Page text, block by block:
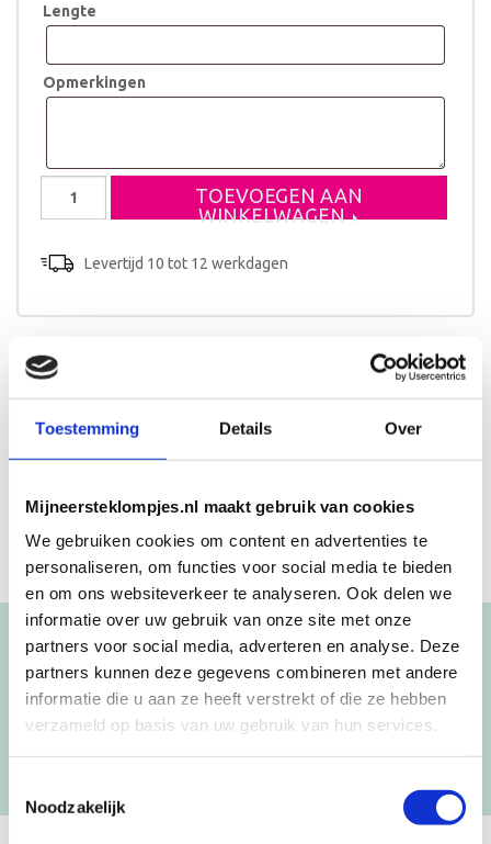
Toestemming Details Over
Mijneersteklompjes.nl maakt gebruik van cookies
We gebruiken cookies om content en advertenties te
personaliseren, om functies voor social media te bieden
en om ons websiteverkeer te analyseren. Ook delen we
informatie over uw gebruik van onze site met onze
partners voor social media, adverteren en analyse. Deze
partners kunnen deze gegevens combineren met andere
informatie die u aan ze heeft verstrekt of die ze hebben
verzameld op basis van uw gebruik van hun services.
Noodzakelijk
Lengte
Opmerkingen
Mees
TOEVOEGEN AAN
WINKELWAGEN
Levertijd 10 tot 12 werkdagen
Beschrijving Aanvullende informatie
Blijf op de hoogte!
NIEUWSBRIEF